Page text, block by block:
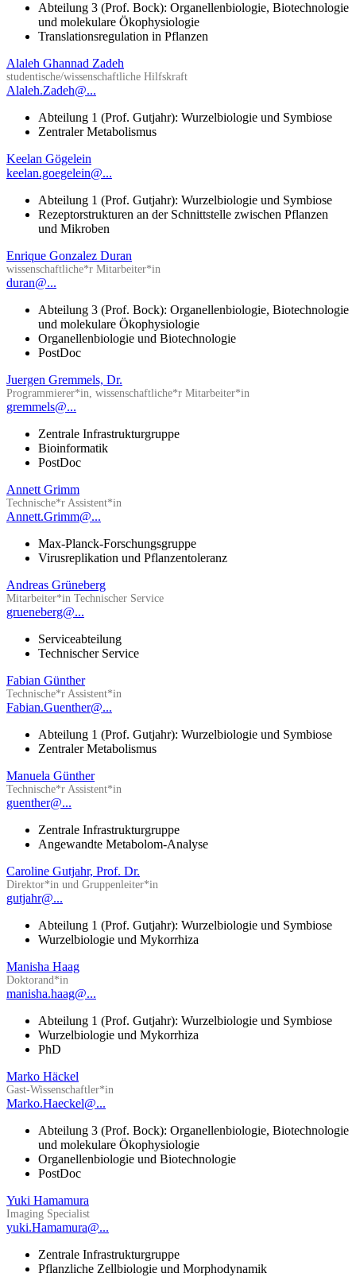
Abteilung 3 (Prof. Bock): Organellenbiologie, Biotechnologie
und molekulare Ökophysiologie
Translationsregulation in Pflanzen
Alaleh Ghannad Zadeh
studentische/wissenschaftliche Hilfskraft
Alaleh.Zadeh@...
Abteilung 1 (Prof. Gutjahr): Wurzelbiologie und Symbiose
Zentraler Metabolismus
Keelan Gögelein
keelan.goegelein@...
Abteilung 1 (Prof. Gutjahr): Wurzelbiologie und Symbiose
Rezeptorstrukturen an der Schnittstelle zwischen Pflanzen
und Mikroben
Enrique Gonzalez Duran
wissenschaftliche*r Mitarbeiter*in
duran@...
Abteilung 3 (Prof. Bock): Organellenbiologie, Biotechnologie
und molekulare Ökophysiologie
Organellenbiologie und Biotechnologie
PostDoc
Juergen Gremmels, Dr.
Programmierer*in, wissenschaftliche*r Mitarbeiter*in
gremmels@...
Zentrale Infrastrukturgruppe
Bioinformatik
PostDoc
Annett Grimm
Technische*r Assistent*in
Annett.Grimm@...
Max-Planck-Forschungsgruppe
Virusreplikation und Pflanzentoleranz
Andreas Grüneberg
Mitarbeiter*in Technischer Service
grueneberg@...
Serviceabteilung
Technischer Service
Fabian Günther
Technische*r Assistent*in
Fabian.Guenther@...
Abteilung 1 (Prof. Gutjahr): Wurzelbiologie und Symbiose
Zentraler Metabolismus
Manuela Günther
Technische*r Assistent*in
guenther@...
Zentrale Infrastrukturgruppe
Angewandte Metabolom-Analyse
Caroline Gutjahr, Prof. Dr.
Direktor*in und Gruppenleiter*in
gutjahr@...
Abteilung 1 (Prof. Gutjahr): Wurzelbiologie und Symbiose
Wurzelbiologie und Mykorrhiza
Manisha Haag
Doktorand*in
manisha.haag@...
Abteilung 1 (Prof. Gutjahr): Wurzelbiologie und Symbiose
Wurzelbiologie und Mykorrhiza
PhD
Marko Häckel
Gast-Wissenschaftler*in
Marko.Haeckel@...
Abteilung 3 (Prof. Bock): Organellenbiologie, Biotechnologie
und molekulare Ökophysiologie
Organellenbiologie und Biotechnologie
PostDoc
Yuki Hamamura
Imaging Specialist
yuki.Hamamura@...
Zentrale Infrastrukturgruppe
Pflanzliche Zellbiologie und Morphodynamik